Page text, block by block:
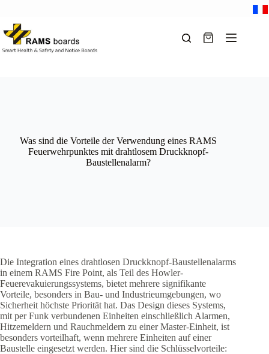
springen
Warenkorb
Was sind die Vorteile der Verwendung eines RAMS
Feuerwehrpunktes mit drahtlosem Druckknopf-
Baustellenalarm?
Die Integration eines drahtlosen Druckknopf-Baustellenalarms
in einem RAMS Fire Point, als Teil des Howler-
Feuerevakuierungssystems, bietet mehrere signifikante
Vorteile, besonders in Bau- und Industrieumgebungen, wo
Sicherheit höchste Priorität hat. Das Design dieses Systems,
mit per Funk verbundenen Einheiten einschließlich Alarmen,
Hitzemeldern und Rauchmeldern zu einer Master-Einheit, ist
besonders vorteilhaft, wenn mehrere Einheiten auf einer
Baustelle eingesetzt werden. Hier sind die Schlüsselvorteile: